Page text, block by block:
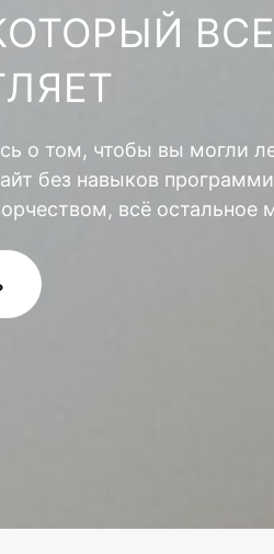
о том, чтобы вы могли
без навыков
всё остальное